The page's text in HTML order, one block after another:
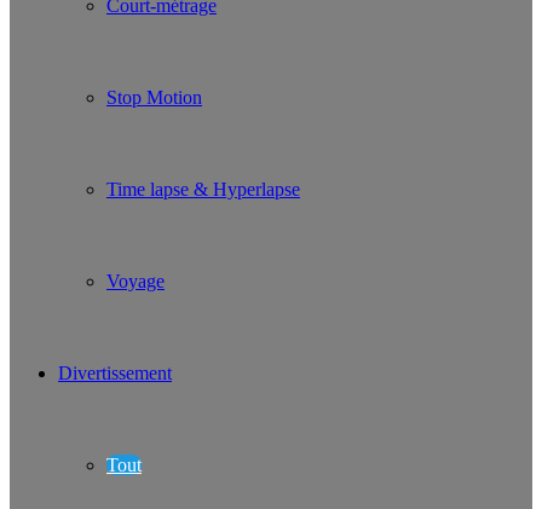
Court-métrage
Stop Motion
Time lapse & Hyperlapse
Voyage
Divertissement
Tout